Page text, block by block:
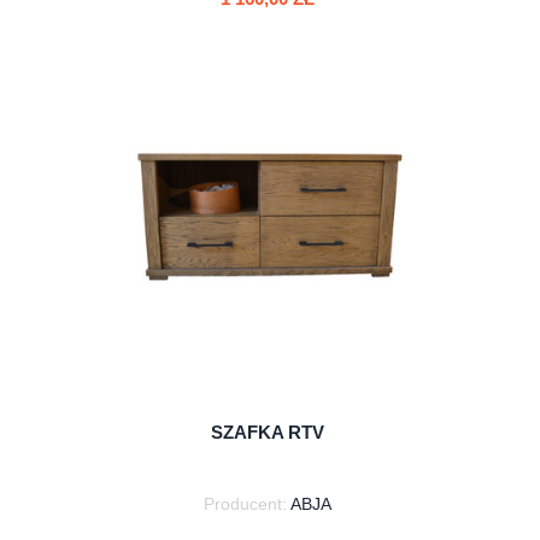
SZAFKA RTV
Producent: ABJA